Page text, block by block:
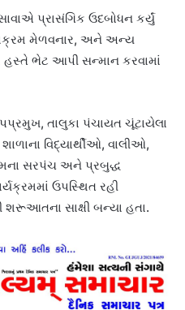
પ્રાસંગિક ઉદબોધન કર્યું
મેળવનાર, અને અન્ય
હસ્તે ભેટ આપી સન્માન કરવામાં
તાલુકા પંચાયત ચૂંટાયેલા
વિદ્યાર્થીઓ, વાલીઓ,
સરપંચ અને પ્રબુદ્ધ
ઉપસ્થિત રહી
શરૂઆતના સાક્ષી બન્યા હતા.